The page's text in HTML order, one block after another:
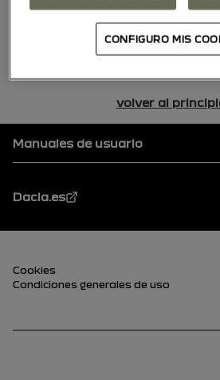
Le invitamos a modificar sus
volver al
Pie de página
Manuales de usuario
Dacia.es
Pie de página (inferior)
Cookies
Condiciones generales de uso
CONFIGURO MIS